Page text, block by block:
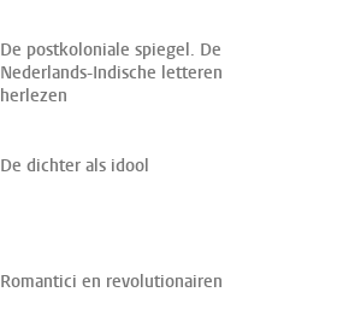
De postkoloniale spiegel. De
Nederlands-Indische letteren
herlezen
De dichter als idool
Romantici en revolutionairen